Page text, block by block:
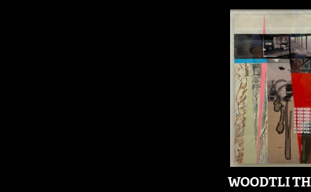
WOODTLI